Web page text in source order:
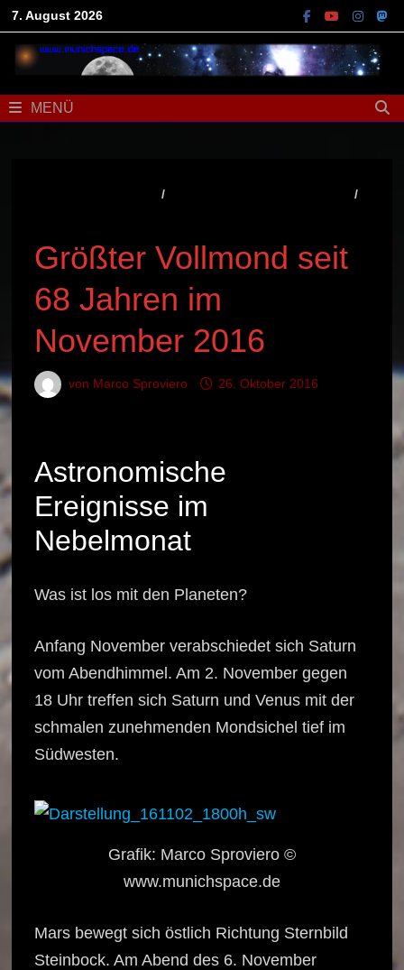
Zum
Inhalt
springen
7. August 2026
MENÜ
/
/
Größter Vollmond seit
68 Jahren im
November 2016
von Marco Sproviero 26. Oktober 2016
Astronomische
Ereignisse im
Nebelmonat
Was ist los mit den Planeten?
Anfang November verabschiedet sich Saturn
vom Abendhimmel. Am 2. November gegen
18 Uhr treffen sich Saturn und Venus mit der
schmalen zunehmenden Mondsichel tief im
Südwesten.
Grafik: Marco Sproviero ©
www.munichspace.de
Mars bewegt sich östlich Richtung Sternbild
Steinbock. Am Abend des 6. November